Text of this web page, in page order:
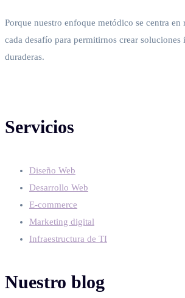
Porque nuestro enfoque metódico se centra en
cada desafío para permitirnos crear soluciones
duraderas.
Servicios
Diseño Web
Desarrollo Web
E-commerce
Marketing digital
Infraestructura de TI
Nuestro blog